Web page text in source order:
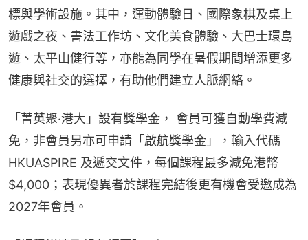
標與學術設施。其中，運動體驗日、國際象棋及桌上
遊戲之夜、書法工作坊、文化美食體驗、大巴士環島
遊、太平山健行等，亦能為同學在暑假期間增添更多
健康與社交的選擇，有助他們建立人脈網絡。​
​​「菁英聚‧港大」設有獎學金， 會員可獲自動學費減
免，非會員另亦可申請「啟航獎學金」，輸入代碼
HKUASPIRE 及遞交文件，每個課程最多減免港幣
$4,000；表現優異者於課程完結後更有機會受邀成為
2027年會員。​